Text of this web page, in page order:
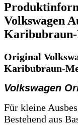
Volkswagen
Original
Karibubraun-
Volkswagen
Für kleine
Bestehend aus